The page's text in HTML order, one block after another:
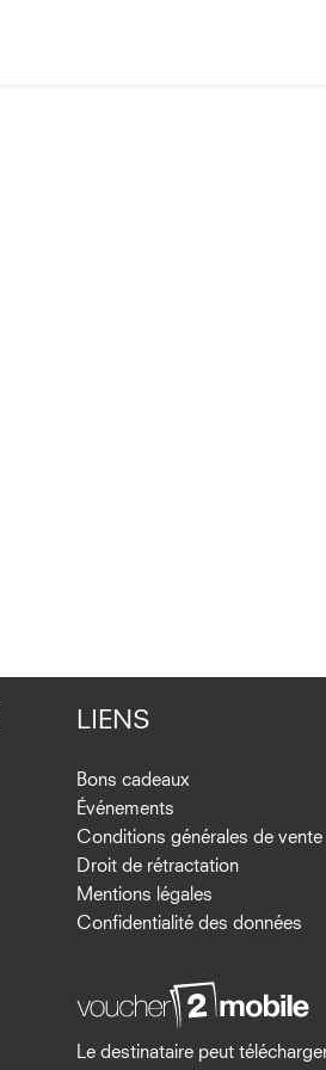
LIENS
Bons cadeaux
Événements
Conditions générales de vente
Droit de rétractation
Mentions légales
Confidentialité des données
Le destinataire peut